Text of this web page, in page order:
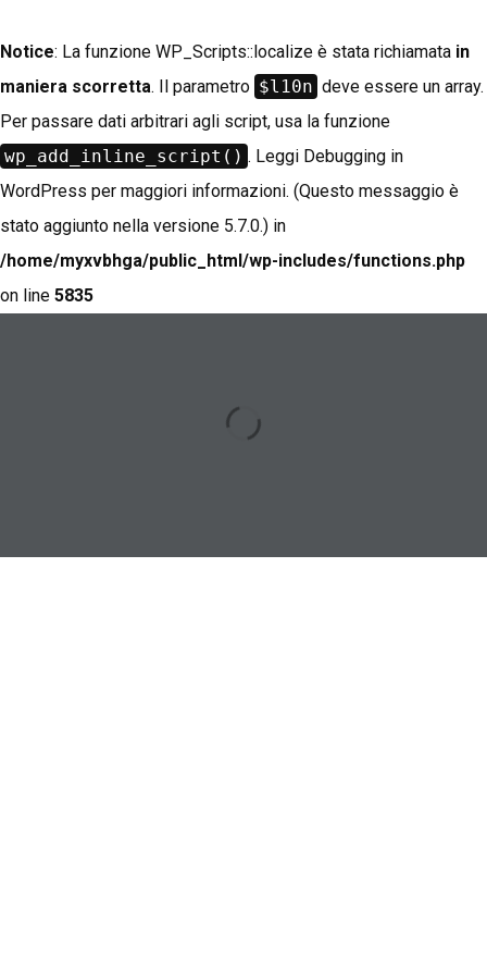
Notice: La funzione WP_Scripts::localize è stata richiamata in
maniera scorretta. Il parametro $l10n deve essere un array.
Per passare dati arbitrari agli script, usa la funzione
wp_add_inline_script() . Leggi Debugging in
WordPress per maggiori informazioni. (Questo messaggio è
stato aggiunto nella versione 5.7.0.) in
/home/myxvbhga/public_html/wp-includes/functions.php
on line 5835